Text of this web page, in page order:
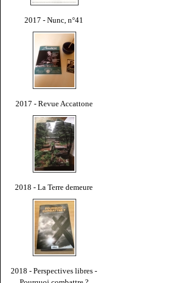
2017 - Nunc, n°41
2017 - Revue Accattone
2018 - La Terre demeure
2018 - Perspectives libres -